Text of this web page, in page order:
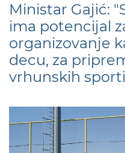
Ministar Gajić:
ima potencijal
organizovanje
decu, za
vrhunskih